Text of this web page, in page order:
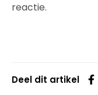
reactie.
Deel dit artikel